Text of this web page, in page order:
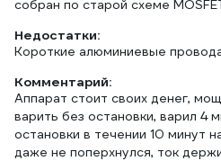
собран по старой схеме
Недостатки:
Короткие алюминиевые
Комментарий:
Аппарат стоит своих денег,
варить без остановки, варил 4
остановки в течении 10 минут
даже не поперхнулся, ток